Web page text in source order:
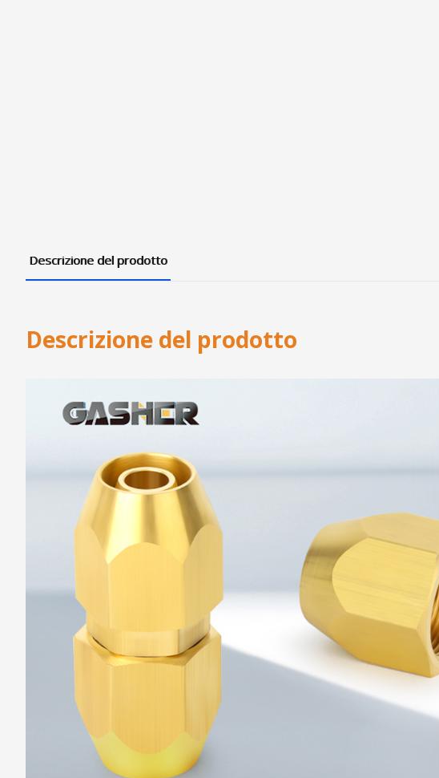
Descrizione del prodotto
Descrizione del prodotto